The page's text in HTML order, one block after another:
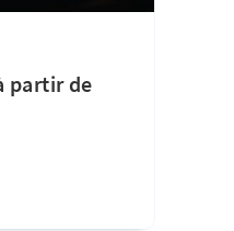
partir de